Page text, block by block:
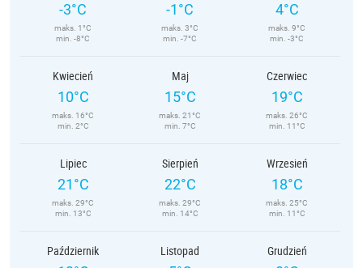
-3°C
maks. 1°C
min. -8°C
-1°C
maks. 3°C
min. -7°C
4°C
maks. 9°C
min. -3°C
Kwiecień
10°C
maks. 16°C
min. 2°C
Maj
15°C
maks. 21°C
min. 7°C
Czerwiec
19°C
maks. 26°C
min. 11°C
Lipiec
21°C
maks. 29°C
min. 13°C
Sierpień
22°C
maks. 29°C
min. 14°C
Wrzesień
18°C
maks. 25°C
min. 11°C
Październik Listopad Grudzień